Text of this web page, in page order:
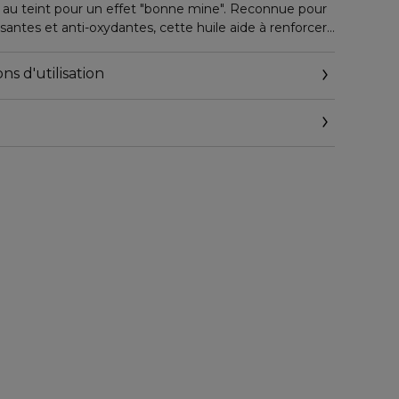
teint pour un effet "bonne mine". Reconnue pour
et anti-oxydantes, cette huile aide à renforcer
sont d'origine naturelle
sont issus du commerce équitable
d'utilisation